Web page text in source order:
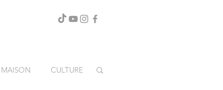
MAISON CULTURE